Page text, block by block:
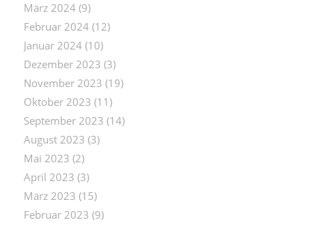
März 2024(9)
Februar 2024(12)
Januar 2024(10)
Dezember 2023 (3)
November 2023 (19)
Oktober 2023 (11)
September 2023 (14)
August 2023 (3)
Mai 2023 (2)
April 2023 (3)
März 2023 (15)
Februar 2023 (9)